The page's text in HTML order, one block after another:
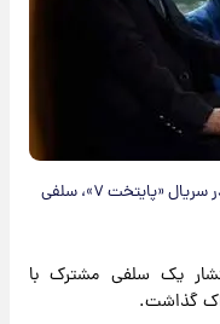
سونیا حسینی، بازیگر نقش دختر نقی معمولی در سریال «پایتخت ۷»، سلفی
یک سلفی مشترک با
گذاشت.